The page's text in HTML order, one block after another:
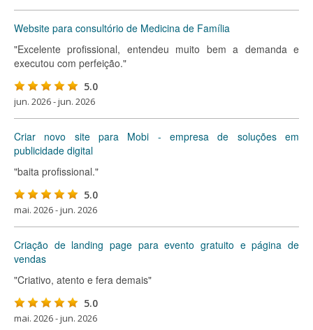
Website para consultório de Medicina de Família
"Excelente profissional, entendeu muito bem a demanda e
executou com perfeição."
5.0
jun. 2026 - jun. 2026
Criar novo site para Mobi - empresa de soluções em
publicidade digital
"baita profissional."
5.0
mai. 2026 - jun. 2026
Criação de landing page para evento gratuito e página de
vendas
"Criativo, atento e fera demais"
5.0
mai. 2026 - jun. 2026